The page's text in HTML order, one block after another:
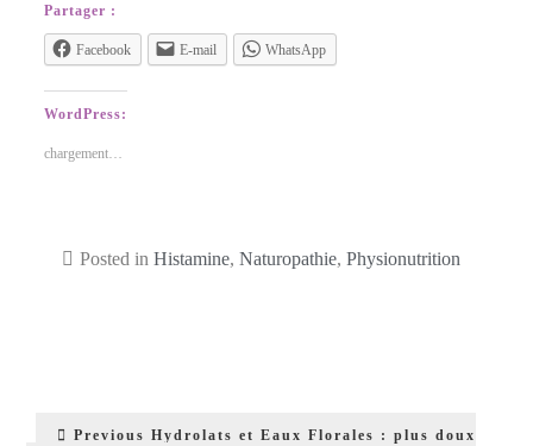
Partager :
Facebook E-mail WhatsApp
WordPress:
chargement…
Posted in Histamine, Naturopathie, Physionutrition
Previous Hydrolats et Eaux Florales : plus doux